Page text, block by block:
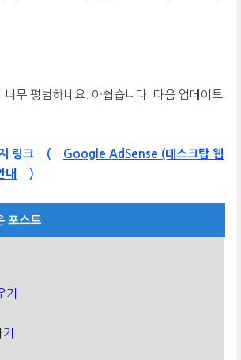
너무 평범하네요. 아쉽습니다. 다음 업데이트
링크 (
Google AdSense (데스크탑 웹
내
)
포스트
기